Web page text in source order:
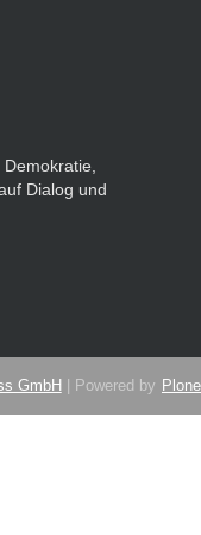
Dialog und
GmbH | Powered by Plone